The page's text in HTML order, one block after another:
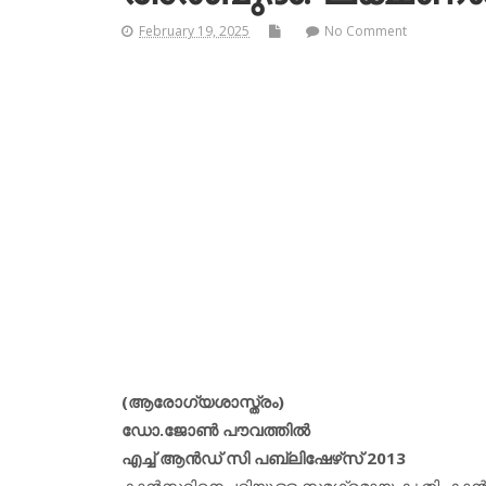
February 19, 2025 No Comment
(ആരോഗ്യശാസ്ത്രം)
ഡോ.ജോണ്‍ പൗവത്തില്‍
എച്ച് ആന്‍ഡ് സി പബ്ലിഷേഴ്‌സ് 2013